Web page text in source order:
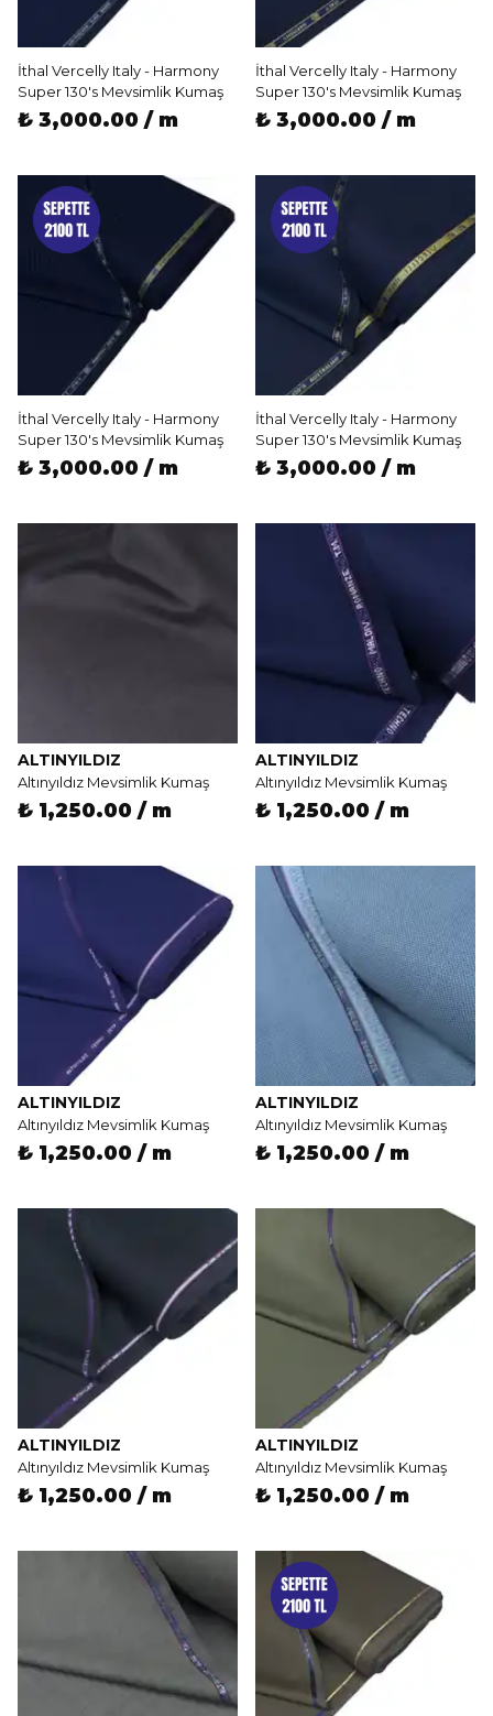
İthal Vercelly Italy - Harmony
Super 130's Mevsimlik Kumaş
₺ 3,000.00 / m
İthal Vercelly Italy - Harmony
Super 130's Mevsimlik Kumaş
₺ 3,000.00 / m
İthal Vercelly Italy - Harmony
Super 130's Mevsimlik Kumaş
₺ 3,000.00 / m
İthal Vercelly Italy - Harmony
Super 130's Mevsimlik Kumaş
₺ 3,000.00 / m
ALTINYILDIZ
Altınyıldız Mevsimlik Kumaş
₺ 1,250.00 / m
ALTINYILDIZ
Altınyıldız Mevsimlik Kumaş
₺ 1,250.00 / m
ALTINYILDIZ
Altınyıldız Mevsimlik Kumaş
₺ 1,250.00 / m
ALTINYILDIZ
Altınyıldız Mevsimlik Kumaş
₺ 1,250.00 / m
ALTINYILDIZ
Altınyıldız Mevsimlik Kumaş
₺ 1,250.00 / m
ALTINYILDIZ
Altınyıldız Mevsimlik Kumaş
₺ 1,250.00 / m